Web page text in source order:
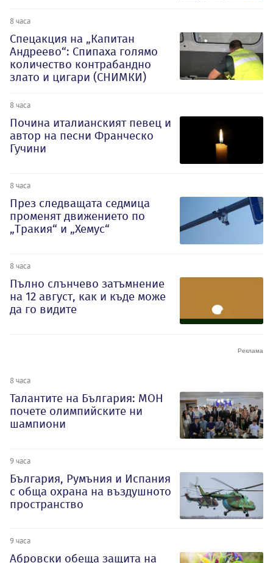
8 часа
Спецакция на „Капитан
Андреево“: Спипаха голямо
количество контрабандно
злато и цигари (СНИМКИ)
8 часа
Почина италианският певец и
автор на песни Франческо
Гучини
8 часа
През следващата седмица
променят движението по
„Тракия“ и „Хемус“
8 часа
Пълно слънчево затъмнение
на 12 август, как и къде може
да го видите
8 часа
Талантите на България: МОН
почете олимпийските ни
шампиони
9 часа
България, Румъния и Испания
с обща охрана на въздушното
пространство
9 часа
Абровски обеща защита на